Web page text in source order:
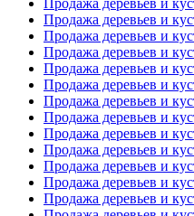
Продажа деревьев и
Продажа деревьев и
Продажа деревьев и
Продажа деревьев и
Продажа деревьев и
Продажа деревьев и
Продажа деревьев и
Продажа деревьев и
Продажа деревьев и
Продажа деревьев и
Продажа деревьев и
Продажа деревьев и
Продажа деревьев и